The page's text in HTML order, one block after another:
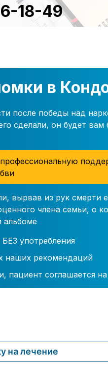
18-49
в
после победы над
сделали, он будет вам
вырвав из рук смерти
члена семьи, о
альбоме
употребления
наших рекомендаций
пациент соглашается
на лечение